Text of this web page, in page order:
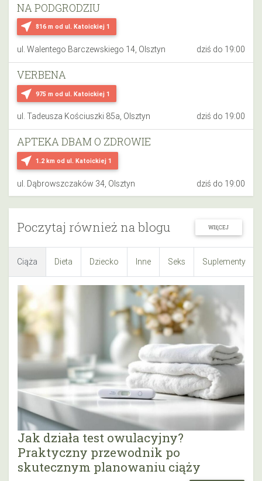
near_me 816 m od ul. Katoickiej 1
NA PODGRODZIU
ul. Walentego Barczewskiego 14, Olsztyn dziś do 19:00
near_me 975 m od ul. Katoickiej 1
VERBENA
ul. Tadeusza Kościuszki 85a, Olsztyn dziś do 19:00
near_me 1.2 km od ul. Katoickiej 1
APTEKA DBAM O ZDROWIE
ul. Dąbrowszczaków 34, Olsztyn dziś do 19:00
Poczytaj również na blogu WIĘCEJ
Ciąża Dieta Dziecko Inne Seks Suplementy
Jak działa test owulacyjny?
Praktyczny przewodnik po
skutecznym planowaniu ciąży